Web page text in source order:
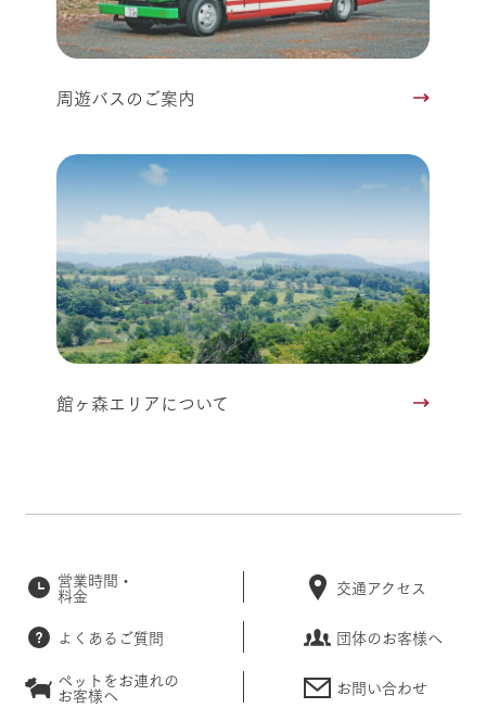
周遊バスのご案内
館ヶ森エリアについて
営業時間・
料金 交通アクセス
よくあるご質問
団体のお客様へ
ペットをお連れの
お客様へ お問い合わせ